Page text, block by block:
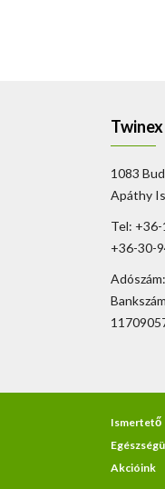
1083
Apáthy
Tel:
+36-30-
Ismertető
Akcióink